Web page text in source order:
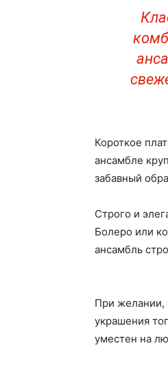
Короткое
ансамбле
забавный
Строго и
Болеро или
ансамбль
При желании,
украшения
уместен на